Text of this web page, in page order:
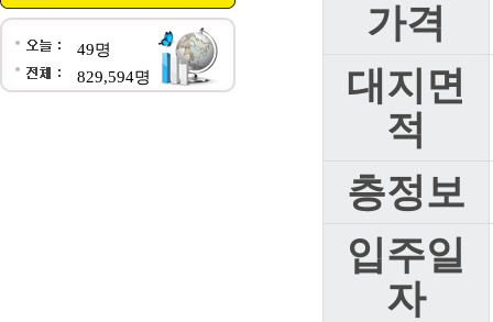
49명
829,594명
가격
대지면
적
층정보
입주일
자